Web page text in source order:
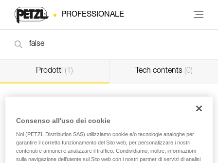
PROFESSIONALE
Prodotti (1) Tech contents (0)
Vite con guarnizione OPENVite con guarnizione
toroidale
Consenso all'uso dei cookie
Noi (PETZL Distribution SAS) utilizziamo cookie e/o tecnologie analoghe per
garantire il corretto funzionamento del Sito web, per personalizzare i nostri
contenuti e annunci e analizzare il traffico. Condividiamo, inoltre, informazioni
sulla navigazione dell’utente sul Sito web con i nostri partner di servizi di analisi